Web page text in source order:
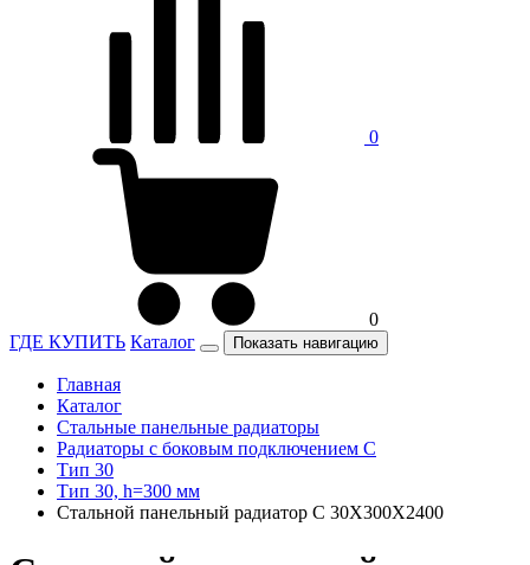
0
0
ГДЕ КУПИТЬ Каталог Показать навигацию
Главная
Каталог
Стальные панельные радиаторы
Радиаторы c боковым подключением C
Тип 30
Тип 30, h=300 мм
Стальной панельный радиатор C 30Х300Х2400